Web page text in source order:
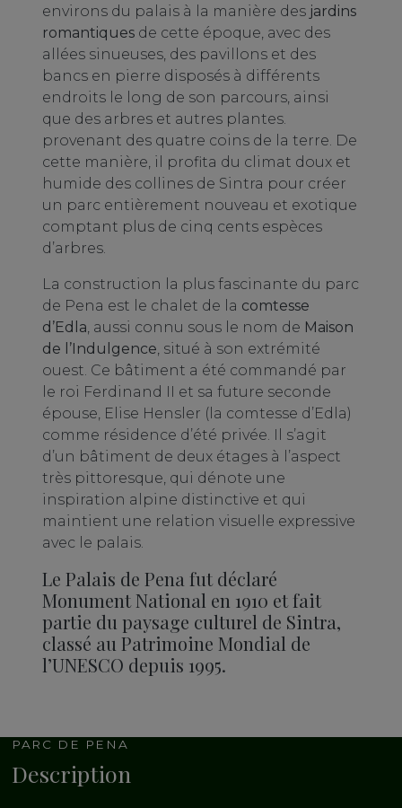
environs du palais à la manière des jardins
romantiquesde cette époque, avec des
allées sinueuses, des pavillons et des
bancs en pierre disposés à différents
endroits le long de son parcours, ainsi
que des arbres et autres plantes.
provenant des quatre coins de la terre. De
cette manière, il profita du climat doux et
humide des collines de Sintra pour créer
un parc entièrement nouveau et exotique
comptant plus de cinq cents espèces
d’arbres.
La construction la plus fascinante du parc
de Pena est le chalet de la comtesse
d’Edla, aussi connu sous le nom de Maison
de l’Indulgence, situé à son extrémité
ouest. Ce bâtiment a été commandé par
le roi Ferdinand II et sa future seconde
épouse, Elise Hensler (la comtesse d’Edla)
comme résidence d’été privée. Il s’agit
d’un bâtiment de deux étages à l’aspect
très pittoresque, qui dénote une
inspiration alpine distinctive et qui
maintient une relation visuelle expressive
avec le palais.
Le Palais de Pena fut déclaré
Monument National en 1910 et fait
partie du paysage culturel de Sintra,
classé au Patrimoine Mondial de
l’UNESCO depuis 1995.
PARC DE PENA
Description